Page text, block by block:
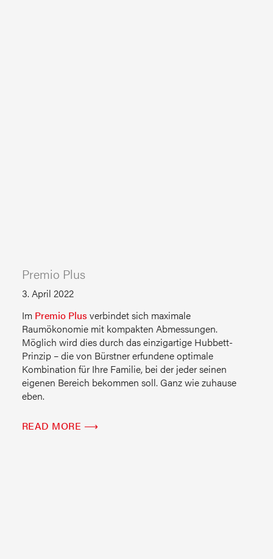
Premio Plus
3. April 2022
Im Premio Plus verbindet sich maximale
Raumökonomie mit kompakten Abmessungen.
Möglich wird dies durch das einzigartige Hubbett-
Prinzip – die von Bürstner erfundene optimale
Kombination für Ihre Familie, bei der jeder seinen
eigenen Bereich bekommen soll. Ganz wie zuhause
eben.
READ MORE ⟶